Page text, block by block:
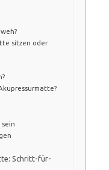
sitzen oder
Schritt-für-